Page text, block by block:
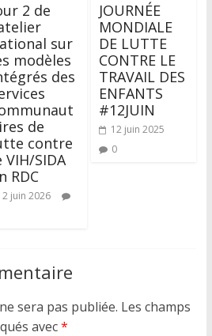
2 de
sur
modèles
des
de
contre
VIH/SIDA
RDC
2 juin 2026
JOURNÉE
MONDIALE
DE LUTTE
CONTRE LE
TRAVAIL DES
ENFANTS
#12JUIN
12 juin 2025
0
sera pas publiée. Les champs
avec*